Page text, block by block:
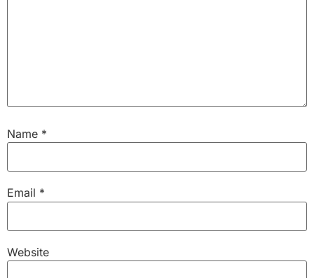
Name *
Email *
Website